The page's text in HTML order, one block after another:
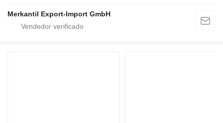
Merkantil Export-Import GmbH